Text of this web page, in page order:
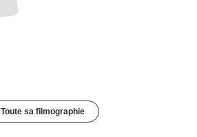
Toute sa filmographie